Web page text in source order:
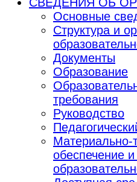
Основные
Структура и
Документы
Образование
требования
Руководство
Материально-
обеспечение